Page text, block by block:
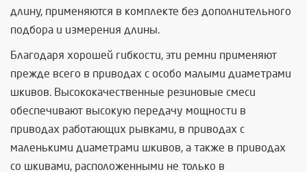
длину, применяются в комплекте без дополнительного
подбора и измерения длины.
Благодаря хорошей гибкости, эти ремни применяют
прежде всего в приводах с особо малыми диаметрами
шкивов. Высококачественные резиновые смеси
обеспечивают высокую передачу мощности в
приводах работающих рывками, в приводах с
маленькими диаметрами шкивов, а также в приводах
со шкивами, расположенными не только в